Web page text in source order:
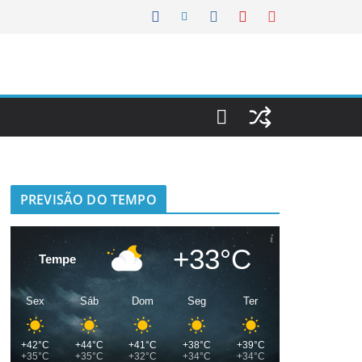
PREVISÃO DO TEMPO
Tempe +33°C
Sex
+42°C
+35°C
Sáb
+44°C
+35°C
Dom
+41°C
+32°C
Seg
+38°C
+34°C
Ter
+39°C
+34°C